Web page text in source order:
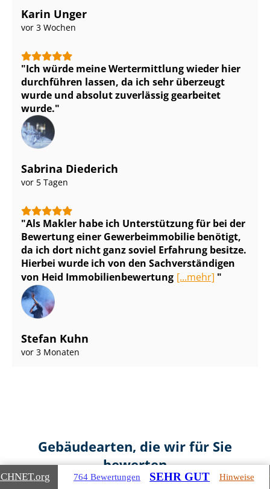
Karin Unger
vor 3 Wochen
Ich würde meine Wertermittlung wieder hier
durchführen lassen, da ich sehr überzeugt
wurde und absolut zuverlässig gearbeitet
wurde.
Sabrina Diederich
vor 5 Tagen
Als Makler habe ich Unterstützung für bei der
Bewertung einer Ge­wer­be­im­mo­bi­lie benötigt,
da ich dort nicht ganz soviel Erfahrung besitze.
Hierbei wurde ich von den Sach­ver­stän­di­gen
von Heid Im­mo­bi­li­en­be­wer­tung [...mehr]
Stefan Kuhn
vor 3 Monaten
Gebäudearten, die wir für Sie
bewerten
.org 764 Bewertungen SEHR GUT Hinweise